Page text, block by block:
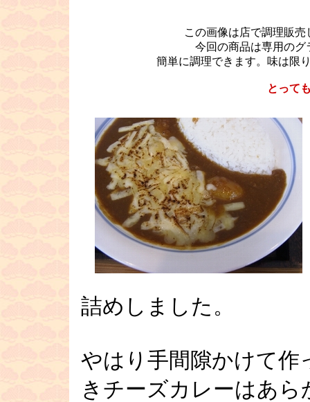
この画像は店で調理販
今回の商品は専用の
簡単に調理できます。味は限
とって
詰めしました。
やはり手間隙かけて作
きチーズカレーはあ